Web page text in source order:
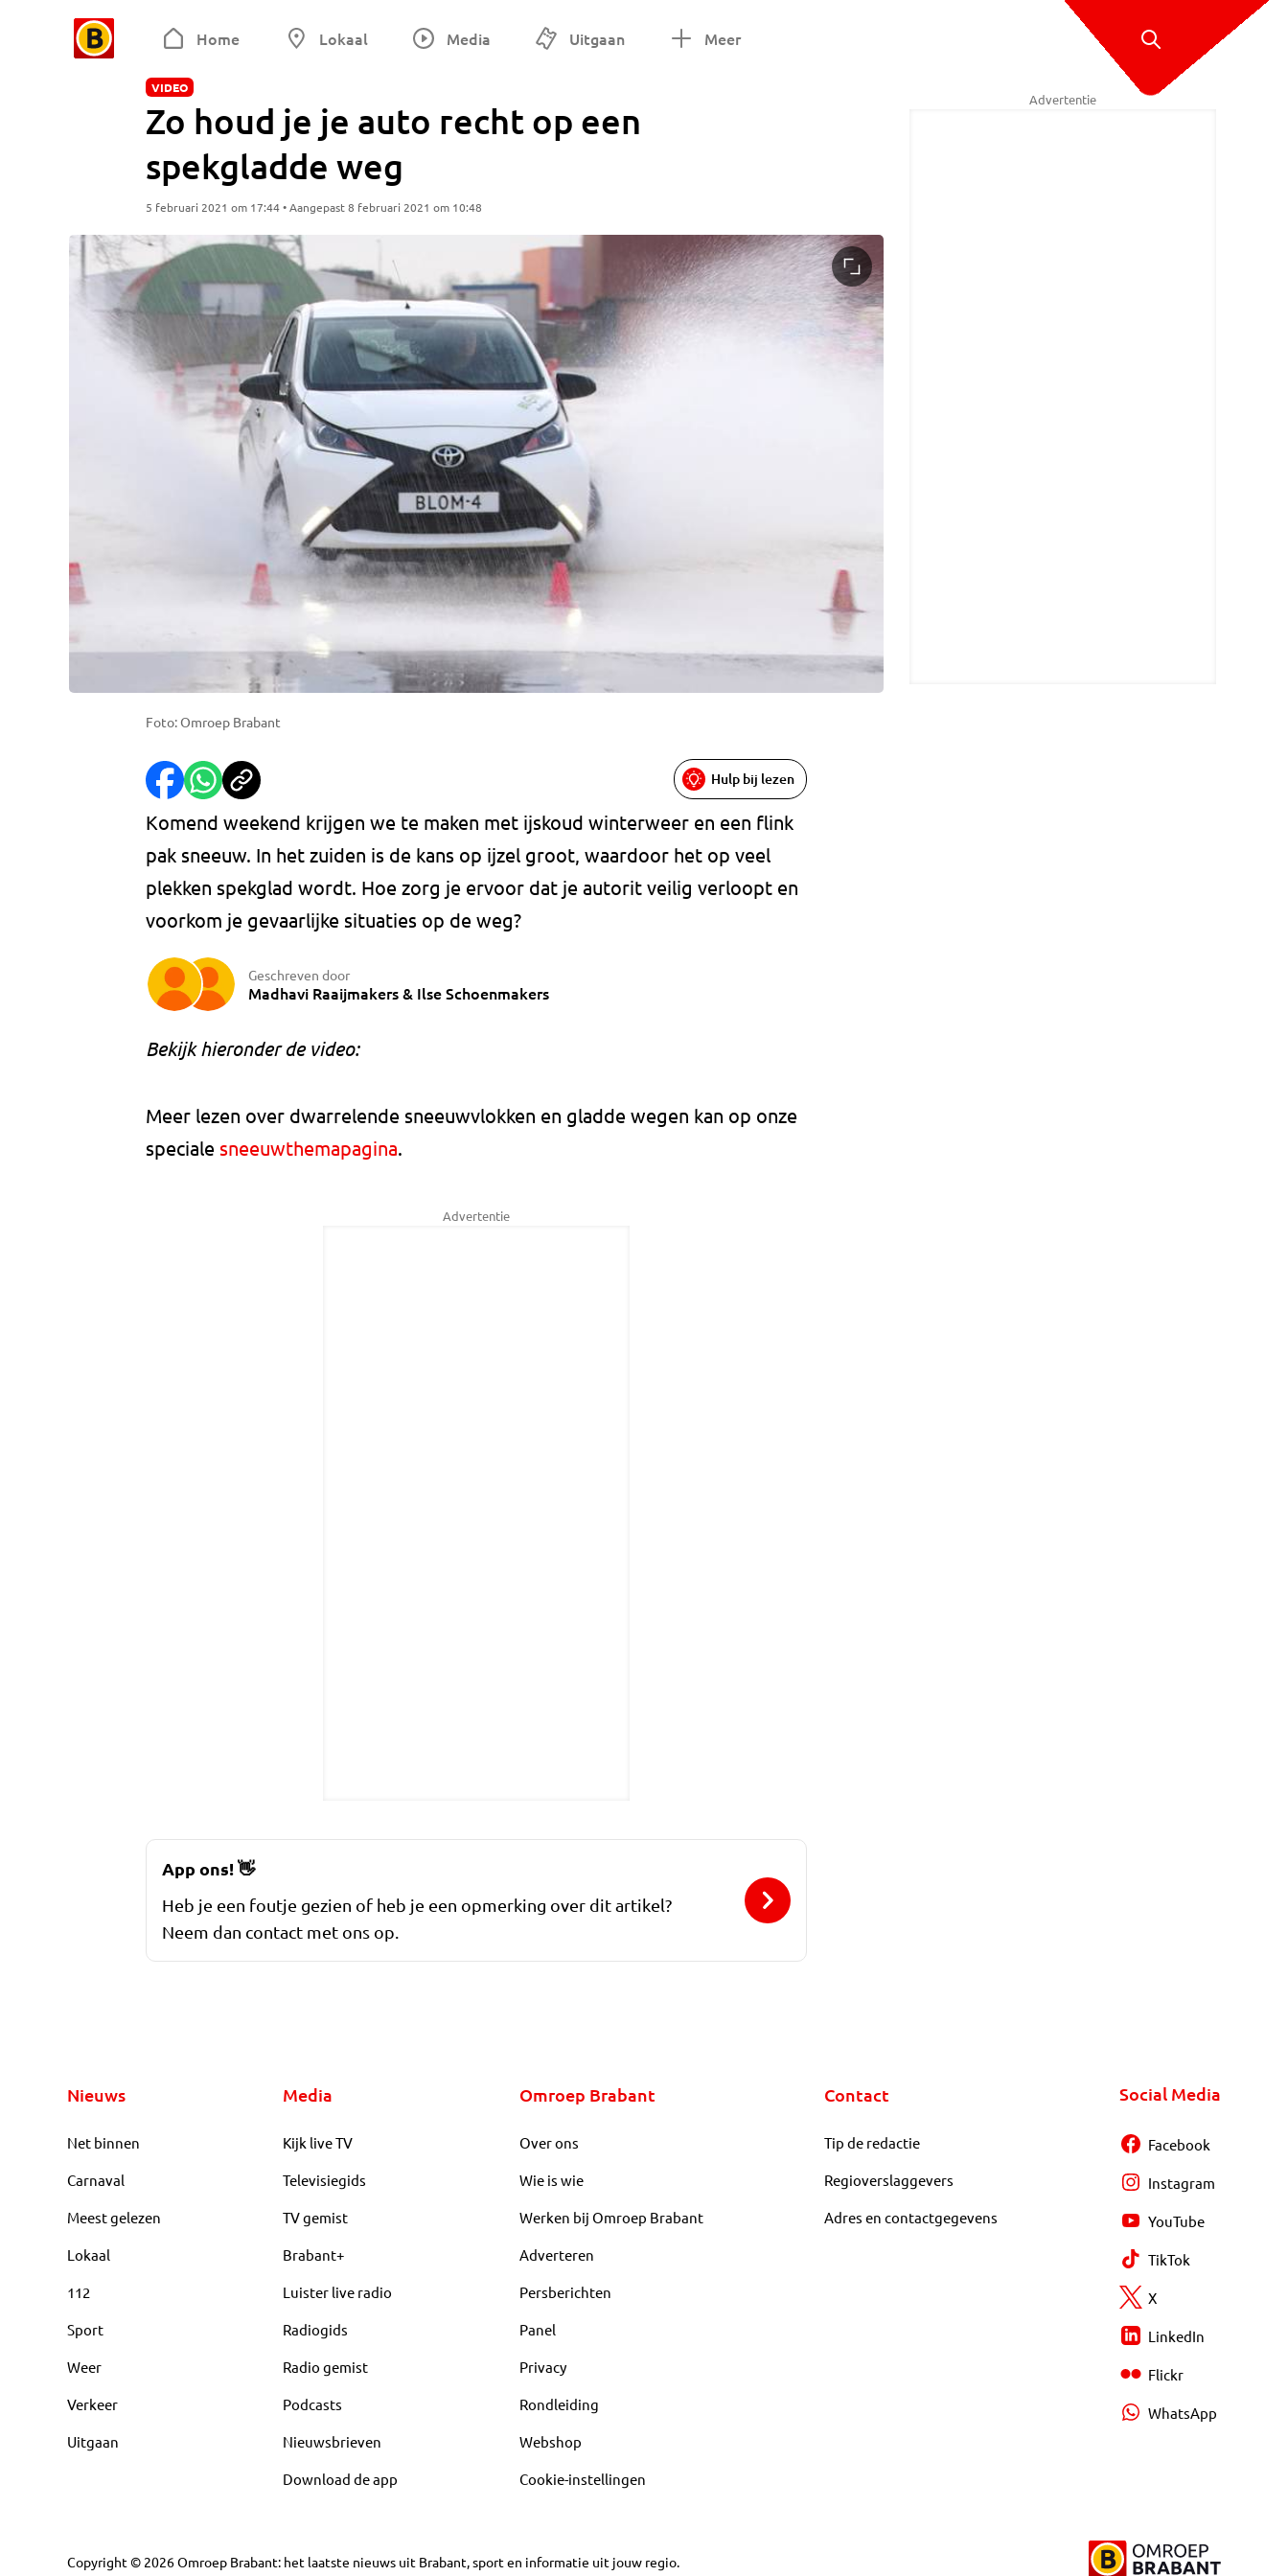
Home Lokaal Media Uitgaan Meer
VIDEO
Zo houd je je auto recht op een
spekgladde weg
5 februari 2021 om 17:44 • Aangepast 8 februari 2021 om 10:48
Foto: Omroep Brabant
Hulp bij lezen
Komend weekend krijgen we te maken met ijskoud winterweer en een flink
pak sneeuw. In het zuiden is de kans op ijzel groot, waardoor het op veel
plekken spekglad wordt. Hoe zorg je ervoor dat je autorit veilig verloopt en
voorkom je gevaarlijke situaties op de weg?
Geschreven door
Madhavi Raaijmakers& Ilse Schoenmakers
Bekijk hieronder de video:
Meer lezen over dwarrelende sneeuwvlokken en gladde wegen kan op onze
speciale sneeuwthemapagina.
Advertentie
Advertentie
App ons!👋
Heb je een foutje gezien of heb je een opmerking over dit artikel?
Neem dan contact met ons op.
Nieuws
Net binnen
Carnaval
Meest gelezen
Lokaal
112
Sport
Weer
Verkeer
Uitgaan
Media
Kijk live TV
Televisiegids
TV gemist
Brabant+
Luister live radio
Radiogids
Radio gemist
Podcasts
Nieuwsbrieven
Download de app
Omroep Brabant
Over ons
Wie is wie
Werken bij Omroep Brabant
Adverteren
Persberichten
Panel
Privacy
Rondleiding
Webshop
Cookie-instellingen
Contact
Tip de redactie
Regioverslaggevers
Adres en contactgegevens
Social Media
Facebook
Instagram
YouTube
TikTok
X
LinkedIn
Flickr
WhatsApp
Copyright © 2026Omroep Brabant: het laatste nieuws uit Brabant, sport en informatie uit jouw regio.